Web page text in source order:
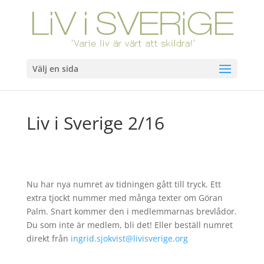
Välj en sida
Liv i Sverige 2/16
Nu har nya numret av tidningen gått till tryck. Ett
extra tjockt nummer med många texter om Göran
Palm. Snart kommer den i medlemmarnas brevlådor.
Du som inte är medlem, bli det! Eller beställ numret
direkt från ingrid.sjokvist@livisverige.org